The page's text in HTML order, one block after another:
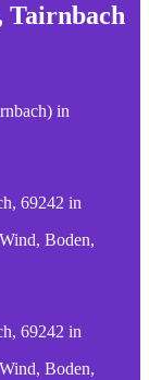
Tairnbach
in
69242 in
Boden,
69242 in
Boden,